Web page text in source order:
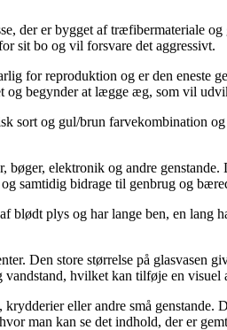
der er bygget af træfibermateriale
sit bo og vil forsvare det aggressivt.
for reproduktion og er den eneste
begynder at lægge æg, som vil
sort og gul/brun farvekombination
elektronik og andre genstande.
samtidig bidrage til genbrug og
blødt plys og har lange ben, en lang
Den store størrelse på glasvasen
hvilket kan tilføje en visuel
eller andre små genstande.
man kan se det indhold, der er